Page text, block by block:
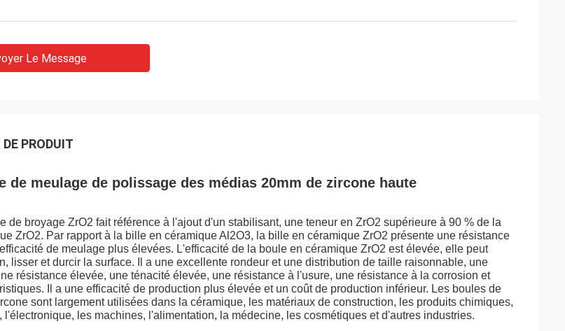
Le Message
PRODUIT
de meulage de polissage des médias 20mm de zircone haute
de broyage ZrO2 fait référence à l'ajout d'un stabilisant, une teneur en ZrO2 supérieure à 90 % de la
ZrO2. Par rapport à la bille en céramique Al2O3, la bille en céramique ZrO2 présente une résistance
de meulage plus élevées. L'efficacité de la boule en céramique ZrO2 est élevée, elle peut
lisser et durcir la surface. Il a une excellente rondeur et une distribution de taille raisonnable, une
résistance élevée, une ténacité élevée, une résistance à l'usure, une résistance à la corrosion et
Il a une efficacité de production plus élevée et un coût de production inférieur. Les boules de
sont largement utilisées dans la céramique, les matériaux de construction, les produits chimiques,
l'électronique, les machines, l'alimentation, la médecine, les cosmétiques et d'autres industries.